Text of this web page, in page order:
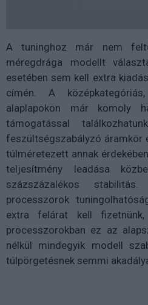
A tuninghoz már nem
méregdrága modellt
esetében sem kell extra
címén. A
alaplapokon már komoly
támogatással
feszültségszabályzó áramkör
túlméretezett annak
teljesítmény leadása
százszázalékos
processzorok
extra felárat kell
processzorokban ez az
nélkül mindegyik modell
túlpörgetésnek semmi